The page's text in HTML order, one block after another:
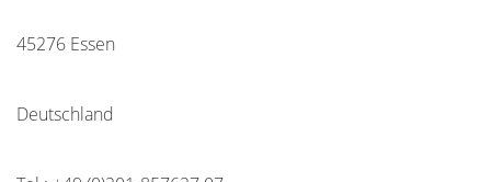
45276 Essen
Deutschland